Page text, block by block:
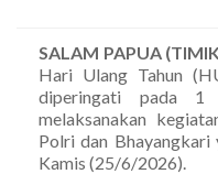
SALAM PAPUA
Hari Ulang Tahun
diperingati pada
melaksanakan
Polri dan Bhayangkari
Kamis (25/6/2026).